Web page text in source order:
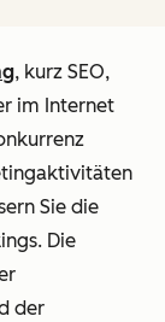
, kurz SEO,
im Internet
Sie die
Die
der